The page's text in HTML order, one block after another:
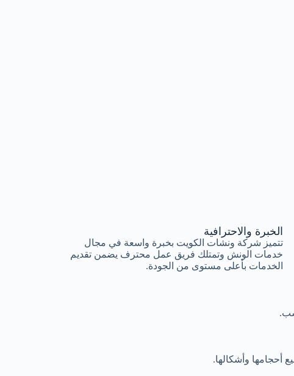
الخبرة والاحترافية
تتميز شركة ونشات الكويت بخبرة واسعة في مجال
خدمات الونش وتمتلك فريق عمل محترف يضمن تقديم
الخدمات بأعلى مستوى من الجودة.
وأشكالها.